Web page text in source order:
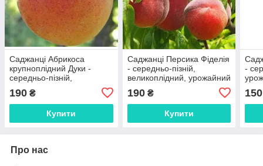
Саджанці Абрикоса
крупноплідний Дуки -
середньо-пізній,
великоплідний, урожайний
190 ₴
Купити
Саджанці Персика Фіделія
- середньо-пізній,
великоплідний, урожайний
190₴
Купити
-
150
Про нас